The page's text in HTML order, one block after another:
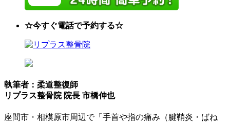
☆今すぐ電話で予約する☆
執筆者：柔道整復師
リプラス整骨院 院長 市橋伸也
座間市・相模原市周辺で「手首や指の痛み（腱鞘炎・ばね